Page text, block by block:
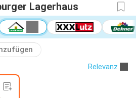
Lagerhaus
Relevanz